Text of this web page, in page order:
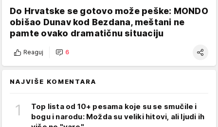
Do Hrvatske se gotovo može peške: MONDO
obišao Dunav kod Bezdana, meštani ne
pamte ovako dramatičnu situaciju
Reaguj 6
NAJVIŠE KOMENTARA
1
Top lista od 10+ pesama koje su se smučile i
bogu i narodu: Možda su veliki hitovi, ali ljudi ih